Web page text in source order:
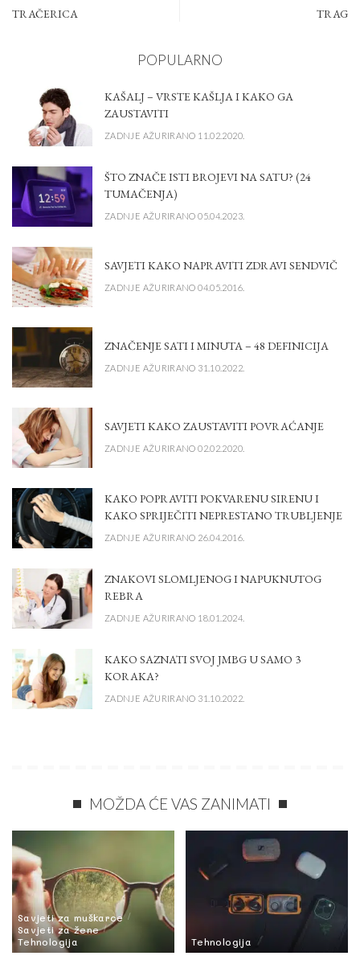
TRAČERICA TRAG
POPULARNO
KAŠALJ – VRSTE KAŠLJA I KAKO GA
ZAUSTAVITI
ZADNJE AŽURIRANO 11.02.2020.
ŠTO ZNAČE ISTI BROJEVI NA SATU? (24
TUMAČENJA)
ZADNJE AŽURIRANO 05.04.2023.
SAVJETI KAKO NAPRAVITI ZDRAVI SENDVIČ
ZADNJE AŽURIRANO 04.05.2016.
ZNAČENJE SATI I MINUTA – 48 DEFINICIJA
ZADNJE AŽURIRANO 31.10.2022.
SAVJETI KAKO ZAUSTAVITI POVRAĆANJE
ZADNJE AŽURIRANO 02.02.2020.
KAKO POPRAVITI POKVARENU SIRENU I
KAKO SPRIJEČITI NEPRESTANO TRUBLJENJE
ZADNJE AŽURIRANO 26.04.2016.
ZNAKOVI SLOMLJENOG I NAPUKNUTOG
REBRA
ZADNJE AŽURIRANO 18.01.2024.
KAKO SAZNATI SVOJ JMBG U SAMO 3
KORAKA?
ZADNJE AŽURIRANO 31.10.2022.
MOŽDA ĆE VAS ZANIMATI
Savjeti za muškarce
Savjeti za žene
Tehnologija
Tehnologija